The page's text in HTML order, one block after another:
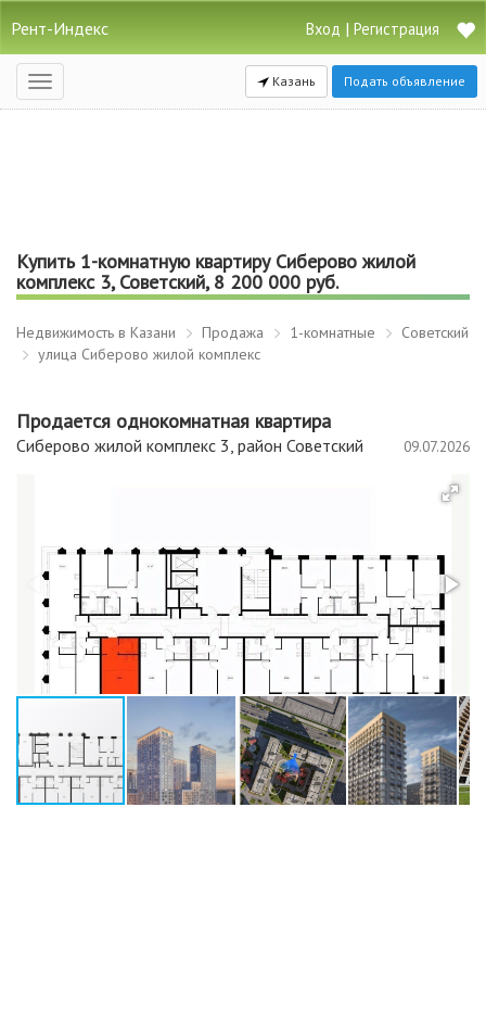
Рент-Индекс Вход | Регистрация
Открыть
навигацию
Казань Подать объявление
Купить 1-комнатную квартиру Сиберово жилой
комплекс 3, Советский, 8 200 000 руб.
Недвижимость в Казани Продажа 1-комнатные
Советский
улица Сиберово жилой комплекс
Продается однокомнатная квартира
Сиберово жилой комплекс 3, район Советский 09.07.2026